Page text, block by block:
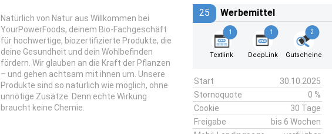
Natürlich von Natur aus Willkommen bei
YourPowerFoods, deinem Bio-Fachgeschäft
für hochwertige, biozertifizierte Produkte, die
deine Gesundheit und dein Wohlbefinden
fördern. Wir glauben an die Kraft der Pflanzen
– und gehen achtsam mit ihnen um. Unsere
Produkte sind so natürlich wie möglich, ohne
unnötige Zusätze. Denn echte Wirkung
braucht keine Chemie.
25 Werbemittel
1
Textlink
1
DeepLink
2
Gutscheine
Start
30.10.2025
Stornoquote
0 %
Cookie
30 Tage
Freigabe
bis 6 Wochen